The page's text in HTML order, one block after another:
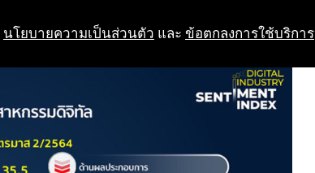
นโยบายความเป็นส่วนตัว และ ข้อตกลงการใช้บริการ